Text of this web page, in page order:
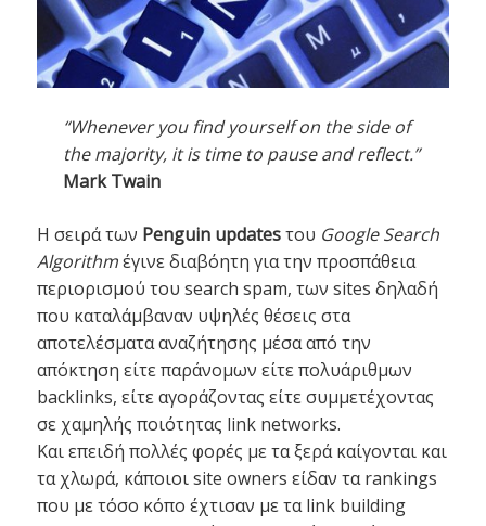
“Whenever you find yourself on the side of
the majority, it is time to pause and reflect.”
Mark Twain
Η σειρά των Penguin updatesτου Google Search
Algorithmέγινε διαβόητη για την προσπάθεια
περιορισμού του search spam, των sites δηλαδή
που καταλάμβαναν υψηλές θέσεις στα
αποτελέσματα αναζήτησης μέσα από την
απόκτηση είτε παράνομων είτε πολυάριθμων
backlinks, είτε αγοράζοντας είτε συμμετέχοντας
σε χαμηλής ποιότητας link networks.
Και επειδή πολλές φορές με τα ξερά καίγονται και
τα χλωρά, κάποιοι site owners είδαν τα rankings
που με τόσο κόπο έχτισαν με τα link building